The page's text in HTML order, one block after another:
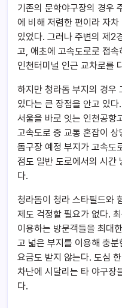
기존의 문학야구장의 경우
에 비해 저렴한 편이라 자
있었다. 그러나 주변의 제2
고, 애초에 고속도로로 접
인천터미널 인근 교차로를
하지만 청라돔 부지의 경우
있다는 큰 장점을 안고 있
서울을 바로 잇는 인천공항
고속도로 중 교통 혼잡이
돔구장 예정 부지가 고속도
점도 일반 도로에서의 시간
다.
청라돔이 청라 스타필드와
제도 걱정할 필요가 없다.
이용하는 방문객들을 최대
고 넓은 부지를 이용해 충
요금도 받지 않는다. 도심
차난에 시달리는 타 야구장
다.